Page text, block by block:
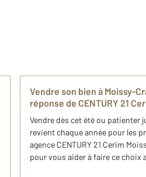
Vendre son bien à Moissy-
réponse de CENTURY 21
Vendre dès cet été ou patienter
revient chaque année pour les
agence CENTURY 21 Cerim
pour vous aider à faire ce choix